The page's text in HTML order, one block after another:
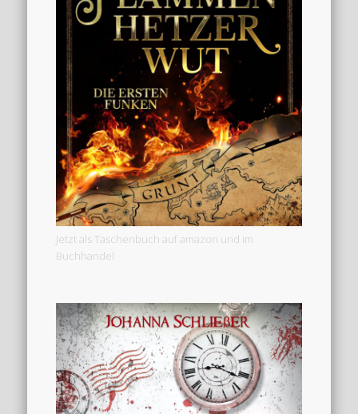
Jetzt als Taschenbuch auf amazon und im
Buchhandel